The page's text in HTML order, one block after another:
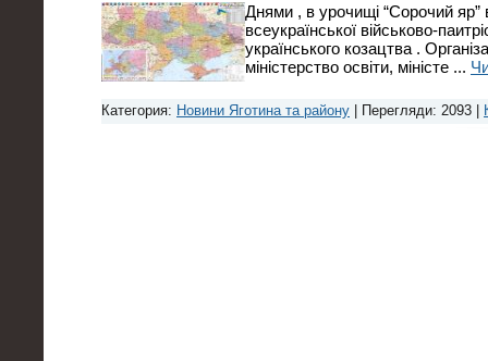
Днями , в урочищі “Сорочий яр”
всеукраїнської військово-
українського козацтва .
міністерство освіти, міністе ...
Категория: Новини Яготина та району | Перегляди: 2093 |